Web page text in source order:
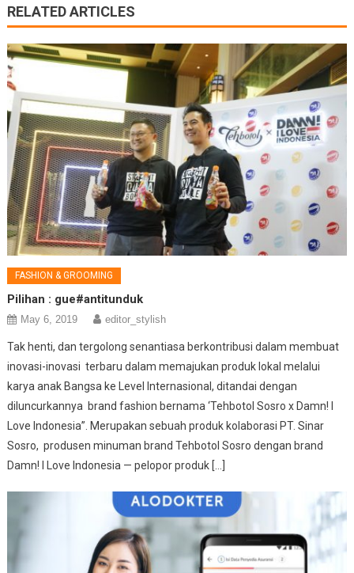
RELATED ARTICLES
FASHION & GROOMING
Pilihan : gue#antitunduk
May 6, 2019 editor_stylish
Tak henti, dan tergolong senantiasa berkontribusi dalam membuat
inovasi-inovasi terbaru dalam memajukan produk lokal melalui
karya anak Bangsa ke Level Internasional, ditandai dengan
diluncurkannya brand fashion bernama ‘Tehbotol Sosro x Damn! I
Love Indonesia”. Merupakan sebuah produk kolaborasi PT. Sinar
Sosro, produsen minuman brand Tehbotol Sosro dengan brand
Damn! I Love Indonesia — pelopor produk […]